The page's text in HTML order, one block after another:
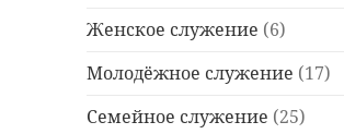
Женское служение (6)
Молодёжное служение (17)
Семейное служение (25)